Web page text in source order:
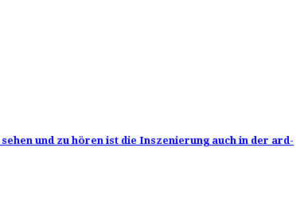
und zu hören ist die Inszenierung auch in der ard-